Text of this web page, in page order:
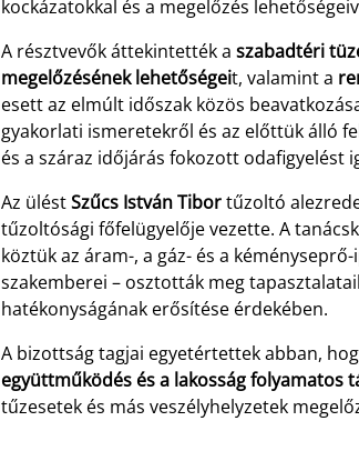
kockázatokkal és a megelőzés
A résztvevők áttekintették a szabadtéri
megelőzésének lehetőségeit, valamint a
esett az elmúlt időszak közös
gyakorlati ismeretekről és az előttük álló
és a száraz időjárás fokozott odafigyelést
Az üléstSzűcs István Tibortűzoltó
tűzoltósági főfelügyelője vezette. A
köztük az áram-, a gáz- és a
szakemberei – osztották meg
hatékonyságának erősítése érdekében.
A bizottság tagjai egyetértettek abban,
együttműködés és a lakosság folyamatos
tűzesetek és más veszélyhelyzetek